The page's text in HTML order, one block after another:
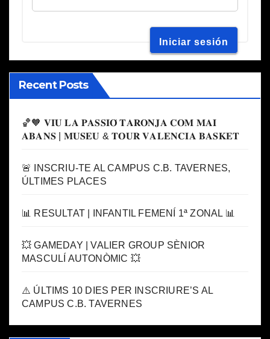
Recent Posts
🏀🧡 𝐕𝐈𝐔 𝐋𝐀 𝐏𝐀𝐒𝐒𝐈𝐎́ 𝐓𝐀𝐑𝐎𝐍𝐉𝐀 𝐂𝐎𝐌 𝐌𝐀𝐈
𝐀𝐁𝐀𝐍𝐒 | 𝐌𝐔𝐒𝐄𝐔 & 𝐓𝐎𝐔𝐑 𝐕𝐀𝐋𝐄𝐍𝐂𝐈𝐀 𝐁𝐀𝐒𝐊𝐄𝐓
🚨 INSCRIU-TE AL CAMPUS C.B. TAVERNES,
ÚLTIMES PLACES
📊 RESULTAT | INFANTIL FEMENÍ 1ª ZONAL 📊
💥 GAMEDAY | VALIER GROUP SÈNIOR
MASCULÍ AUTONÒMIC 💥
⚠️ ÚLTIMS 10 DIES PER INSCRIURE’S AL
CAMPUS C.B. TAVERNES